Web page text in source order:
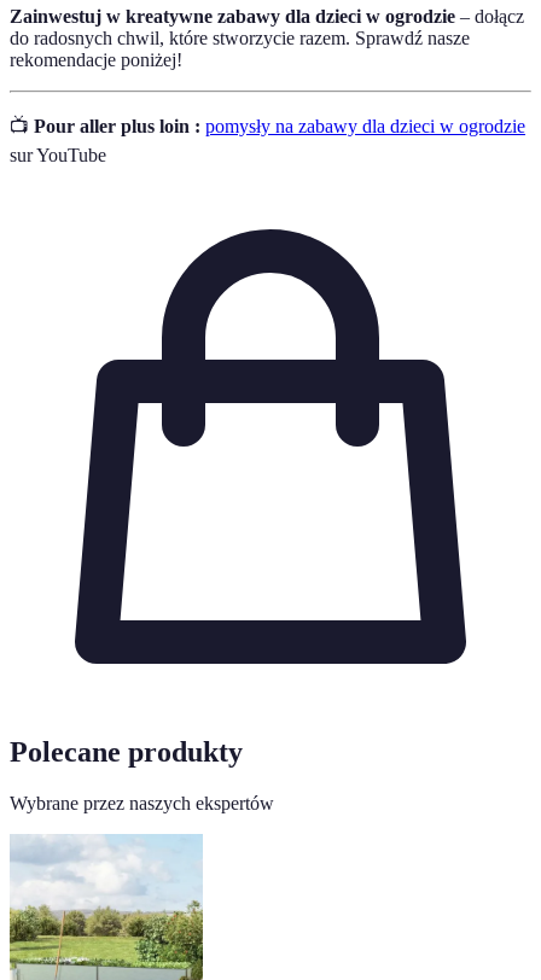
Zainwestuj w kreatywne zabawy dla dzieci w ogrodzie – dołącz
do radosnych chwil, które stworzycie razem. Sprawdź nasze
rekomendacje poniżej!
📺 Pour aller plus loin : pomysły na zabawy dla dzieci w ogrodzie
sur YouTube
Polecane produkty
Wybrane przez naszych ekspertów